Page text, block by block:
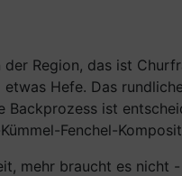
Region, das ist
etwas Hefe. Das
Backprozess ist
Fenchel-
mehr braucht es nicht -